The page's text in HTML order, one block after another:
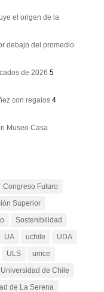
el origen de la
debajo del promedio
de 2026 5
con regalos 4
Museo Casa
Congreso Futuro
Superior
Sostenibilidad
UA uchile
UDA
ULS
umce
Universidad de Chile
de La Serena